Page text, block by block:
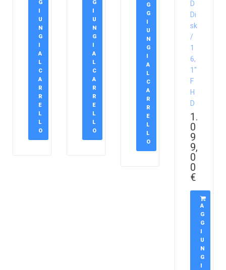
G
U
N
G
A
L
C
A
R
R
E
L
L
O
G
U
N
G
A
L
C
A
R
R
E
L
L
O
G
G
U
N
G
A
L
C
A
R
R
E
L
L
O
D
Di
sk
/
1
6,
1″
F
H
D
1.
0
9
9,
0
0
€
A
G
G
U
N
G